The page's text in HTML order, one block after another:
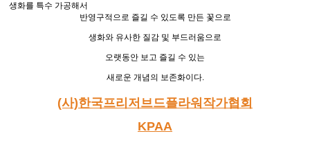
생화를 특수 가공해서
반영구적으로 즐길 수 있도록 만든 꽃으로
생화와 유사한 질감 및 부드러움으로
오랫동안 보고 즐길 수 있는
새로운 개념의 보존화이다.
(사)한국프리저브드플라워작가협회
KPAA